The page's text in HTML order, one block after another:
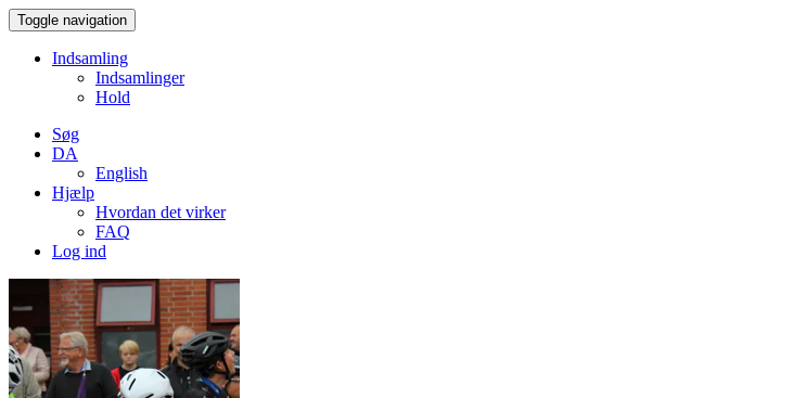
Toggle navigation
Indsamling
Indsamlinger
Hold
Søg
DA
English
Hjælp
Hvordan det virker
FAQ
Log ind